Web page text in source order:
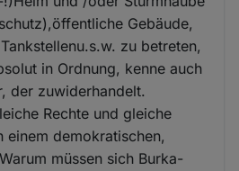
Gebäude,
zu betreten,
in Ordnung, kenne auch
der zuwiderhandelt.
Rechte und gleiche
einem demokratischen,
müssen sich Burka-